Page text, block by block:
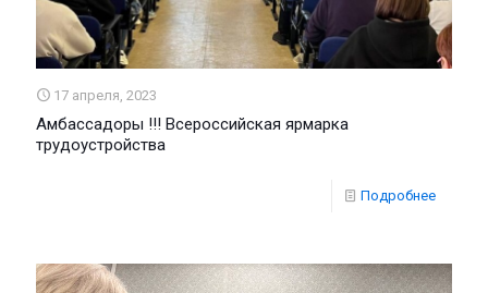
17 апреля, 2023
Амбассадоры !!! Всероссийская ярмарка
трудоустройства
Подробнее